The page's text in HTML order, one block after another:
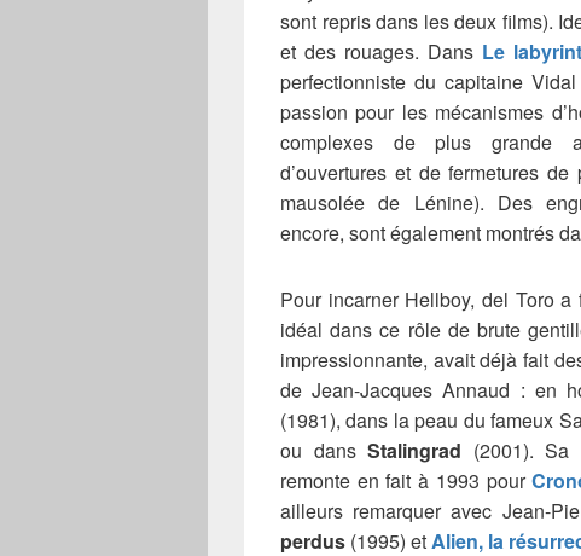
sont repris dans les deux films).
et des rouages. Dans Le
perfectionniste du capitaine
passion pour les mécanismes
complexes de plus grande
d’ouvertures et de fermetures
mausolée de Lénine). Des
encore, sont également montrés
Pour incarner Hellboy, del Toro
idéal dans ce rôle de brute
impressionnante, avait déjà fait
de Jean-Jacques Annaud : en
(1981), dans la peau du fameux
ou dansStalingrad (2001). Sa
remonte en fait à 1993 pour
ailleurs remarquer avec Jean-
perdus (1995) etAlien, la